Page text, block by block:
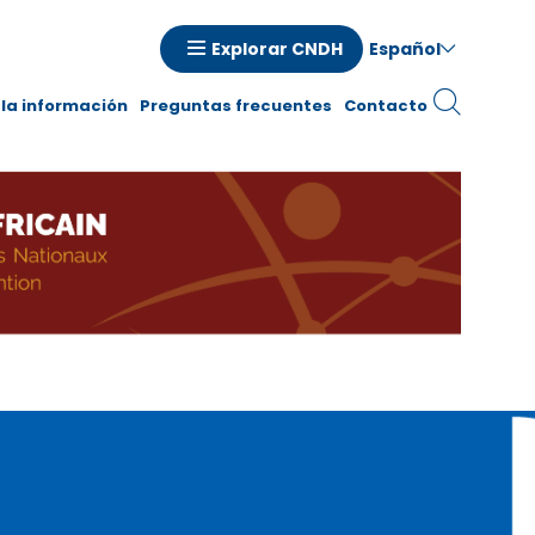
Explorar CNDH Español
información Preguntas frecuentes Contacto